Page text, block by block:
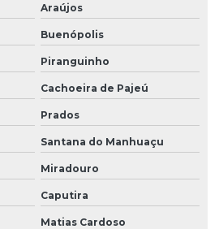
Araújos
Buenópolis
Piranguinho
Cachoeira de Pajeú
Prados
Santana do Manhuaçu
Miradouro
Caputira
Matias Cardoso